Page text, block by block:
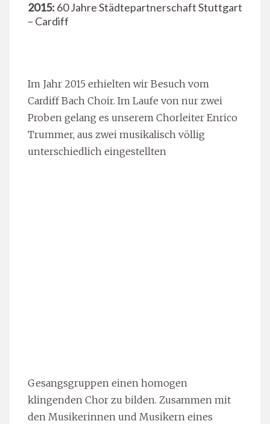
2015: 60 Jahre Städtepartnerschaft Stuttgart
– Cardiff
Im Jahr 2015 erhielten wir Besuch vom
Cardiff Bach Choir. Im Laufe von nur zwei
Proben gelang es unserem Chorleiter Enrico
Trummer, aus zwei musikalisch völlig
unterschiedlich eingestellten
Gesangsgruppen einen homogen
klingenden Chor zu bilden. Zusammen mit
den Musikerinnen und Musikern eines